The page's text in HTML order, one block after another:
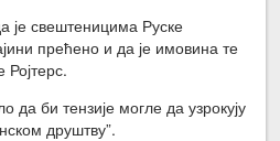
је свештеницима Руске
прећено и да је имовина те
Ројтерс.
да би тензије могле да узрокују
друштву”.